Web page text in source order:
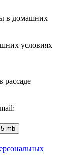
в домашних
условиях
рассаде
mb